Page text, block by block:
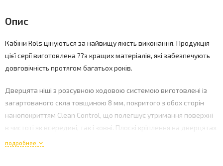
Опис
Кабіни Rols цінуються за найвищу якість виконання. Продукція
цієї серії виготовлена ??з кращих матеріалів, які забезпечують
довговічність протягом багатьох років.
Дверцята ніші з розсувною ходовою системою виготовлені із
загартованого скла товщиною 8 мм, покритого з обох сторін
нанопокриттям Clean Control, що полегшує утримання поверхні
в чистоті як всередині, так і зовні. Плоскі кріплення на дверцятах
також полегшують прибирання.
подробнее